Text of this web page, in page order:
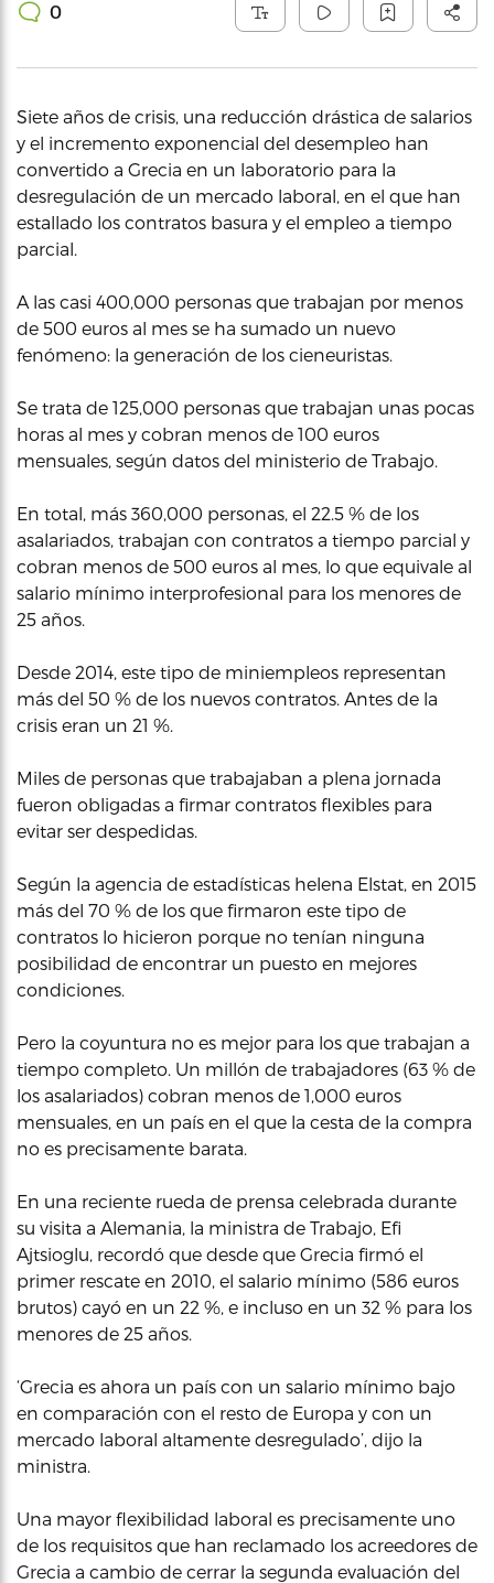
0
Siete años de crisis, una reducción drástica de salarios
y el incremento exponencial del desempleo han
convertido a Grecia en un laboratorio para la
desregulación de un mercado laboral, en el que han
estallado los contratos basura y el empleo a tiempo
parcial.
A las casi 400,000 personas que trabajan por menos
de 500 euros al mes se ha sumado un nuevo
fenómeno: la generación de los cieneuristas.
Se trata de 125,000 personas que trabajan unas pocas
horas al mes y cobran menos de 100 euros
mensuales, según datos del ministerio de Trabajo.
En total, más 360,000 personas, el 22.5 % de los
asalariados, trabajan con contratos a tiempo parcial y
cobran menos de 500 euros al mes, lo que equivale al
salario mínimo interprofesional para los menores de
25 años.
Desde 2014, este tipo de miniempleos representan
más del 50 % de los nuevos contratos. Antes de la
crisis eran un 21 %.
Miles de personas que trabajaban a plena jornada
fueron obligadas a firmar contratos flexibles para
evitar ser despedidas.
Según la agencia de estadísticas helena Elstat, en 2015
más del 70 % de los que firmaron este tipo de
contratos lo hicieron porque no tenían ninguna
posibilidad de encontrar un puesto en mejores
condiciones.
Pero la coyuntura no es mejor para los que trabajan a
tiempo completo. Un millón de trabajadores (63 % de
los asalariados) cobran menos de 1,000 euros
mensuales, en un país en el que la cesta de la compra
no es precisamente barata.
En una reciente rueda de prensa celebrada durante
su visita a Alemania, la ministra de Trabajo, Efi
Ajtsioglu, recordó que desde que Grecia firmó el
primer rescate en 2010, el salario mínimo (586 euros
brutos) cayó en un 22 %, e incluso en un 32 % para los
menores de 25 años.
‘Grecia es ahora un país con un salario mínimo bajo
en comparación con el resto de Europa y con un
mercado laboral altamente desregulado’, dijo la
ministra.
Una mayor flexibilidad laboral es precisamente uno
de los requisitos que han reclamado los acreedores de
Grecia a cambio de cerrar la segunda evaluación del